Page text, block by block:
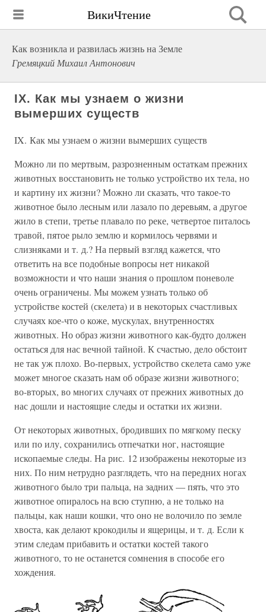
ВикиЧтение
Как возникла и развилась жизнь на Земле
Гремяцкий Михаил Антонович
IX. Как мы узнаем о жизни
вымерших существ
IX. Как мы узнаем о жизни вымерших существ
Можно ли по мертвым, разрозненным остаткам прежних
животных восстановить не только устройство их тела, но
и картину их жизни? Можно ли сказать, что такое-то
животное было лесным или лазало по деревьям, а другое
жило в степи, третье плавало по реке, четвертое питалось
травой, пятое рыло землю и кормилось червями и
слизняками и т. д.? На первый взгляд кажется, что
ответить на все подобные вопросы нет никакой
возможности и что наши знания о прошлом поневоле
очень ограничены. Мы можем узнать только об
устройстве костей (скелета) и в некоторых счастливых
случаях кое-что о коже, мускулах, внутренностях
животных. Но образ жизни животного как-будто должен
остаться для нас вечной тайной. К счастью, дело обстоит
не так уж плохо. Во-первых, устройство скелета само уже
может многое сказать нам об образе жизни животного;
во-вторых, во многих случаях от прежних животных до
нас дошли и настоящие следы и остатки их жизни.
От некоторых животных, бродивших по мягкому песку
или по илу, сохранились отпечатки ног, настоящие
ископаемые следы. На рис. 12 изображены некоторые из
них. По ним нетрудно разглядеть, что на передних ногах
животного было три пальца, на задних — пять, что это
животное опиралось на всю ступню, а не только на
пальцы, как наши кошки, что оно не волочило по земле
хвоста, как делают крокодилы и ящерицы, и т. д. Если к
этим следам прибавить и остатки костей такого
животного, то не останется сомнения в способе его
хождения.